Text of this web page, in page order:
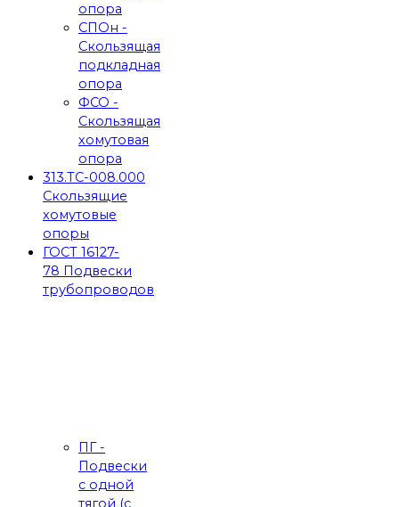
опора
СПОн -
Скользящая
подкладная
опора
ФСО -
Скользящая
хомутовая
опора
313.ТС-008.000
Скользящие
хомутовые
опоры
ГОСТ 16127-
78 Подвески
трубопроводов
ПГ -
Подвески
с одной
тягой (с